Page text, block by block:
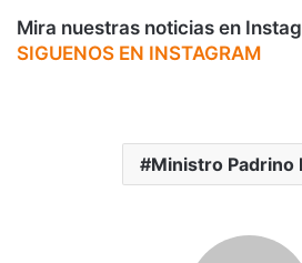
Mira nuestras noticias en
SIGUENOS EN INSTAGRAM
Ministro Padrino